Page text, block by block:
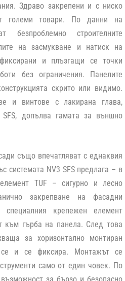
Здраво закрепени и с ниско
големи товари. По данни на
безпроблемно строителните
на засмукване и натиск на
и плъзгащи се точки
без ограничения. Панелите
скрито или видимо.
и винтове с лакирана глава,
SFS, допълва гамата за външно
също впечатляват с еднаквия
системата NV3 SFSпредлага – в
TUF – сигурно и лесно
закрепване на фасадни
крепежен елемент
към гърба на панела. След това
за хоризонтално монтиран
се и се фиксира. Монтажът се
само от един човек. По